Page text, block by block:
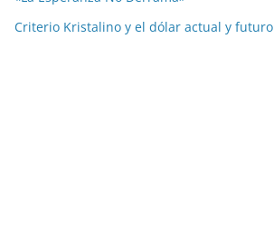
Criterio Kristalino y el dólar actual y futuro